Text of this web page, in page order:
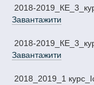
2018-
Завантажити
2018-
Завантажити
2018_2019_1